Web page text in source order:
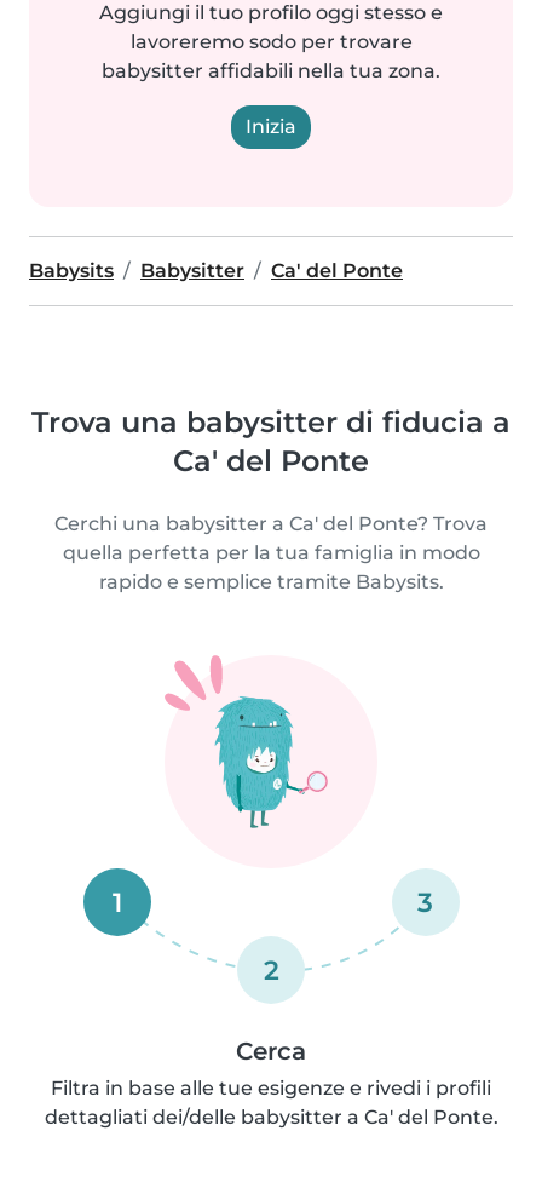
Aggiungi il tuo profilo oggi stesso e
lavoreremo sodo per trovare
babysitter affidabili nella tua zona.
Inizia
Babysits Babysitter Ca' del Ponte
Trova una babysitter di fiducia a
Ca' del Ponte
Cerchi una babysitter a Ca' del Ponte? Trova
quella perfetta per la tua famiglia in modo
rapido e semplice tramite Babysits.
1
2
3
Cerca
Filtra in base alle tue esigenze e rivedi i profili
dettagliati dei/delle babysitter a Ca' del Ponte.